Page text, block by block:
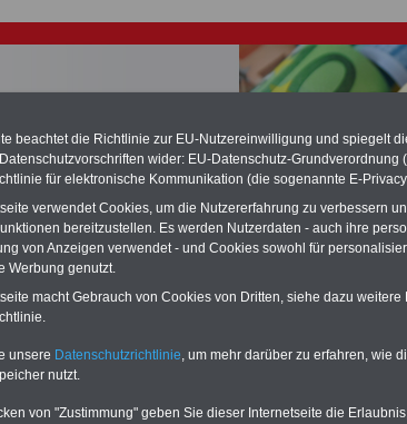
Reha - Recherchieren Sie mit dem "führenden"
führende Klinikverzeichnis rund um die Beihilfe" gibt ihnen
nach der geeigneten Klinik für Ihre nächsten Reha. Sie
von A bis Zsuchen. Beamtinnen und Beamte finden
Angebote nach Gesundheitswochen..
übertragen 2024-2025
OnlineService
beachtet die Richtlinie zur EU-Nutzereinwilligung und spiegelt
wider: EU-Datenschutz-Grundverordnung
für elektronische Kommunikation (die sogenannte E-
verwendet Cookies, um die Nutzererfahrung zu verbessern
bereitzustellen. Es werden Nutzerdaten - auch ihre
von Anzeigen verwendet - und Cookies sowohl für
Werbung genutzt.
macht Gebrauch von Cookies von Dritten, siehe dazu weitere
unsere Datenschutzrichtlinie, um mehr darüber zu erfahren, wie
nutzt.
von "Zustimmung" geben Sie dieser Internetseite die